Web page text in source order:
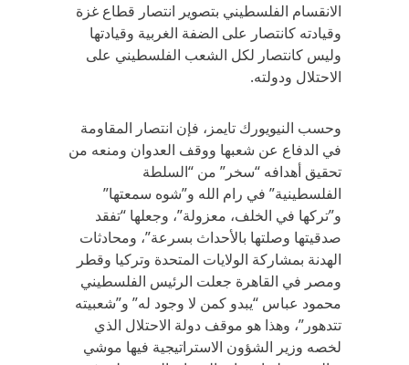
الانقسام الفلسطيني بتصوير انتصار قطاع غزة
وقيادته كانتصار على الضفة الغربية وقيادتها
وليس كانتصار لكل الشعب الفلسطيني على
الاحتلال ودولته.
وحسب النيويورك تايمز، فإن انتصار المقاومة
في الدفاع عن شعبها ووقف العدوان ومنعه من
تحقيق أهدافه “سخر” من “السلطة
الفلسطينية” في رام الله و”شوه سمعتها”
و”تركها في الخلف، معزولة”، وجعلها “تفقد
صدقيتها وصلتها بالأحداث بسرعة”، ومحادثات
الهدنة بمشاركة الولايات المتحدة وتركيا وقطر
ومصر في القاهرة جعلت الرئيس الفلسطيني
محمود عباس “يبدو كمن لا وجود له” و”شعبيته
تتدهور”، وهذا هو موقف دولة الاحتلال الذي
لخصه وزير الشؤون الاستراتيجية فيها موشي